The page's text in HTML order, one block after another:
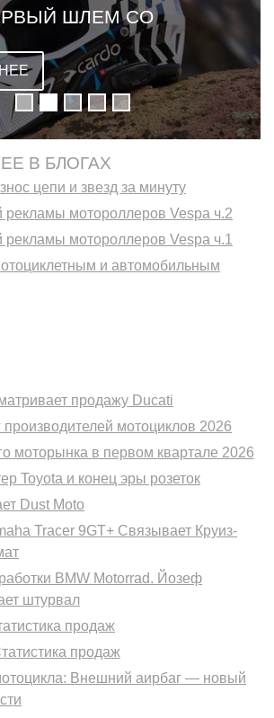
ШЛЕМ СО
ГАРНИТУРОЙ
В БЛОГАХ
цепи и звезд за минуту
рекламы мотороллеров Vespa ч.2
рекламы мотороллеров Vespa ч.1
и автомобильным
продажу Ducati
мотоциклов 2026
моторынка в первом квартале 2026
Toyota и конец эры розеток
Dust Moto
Tracer 9GT+ Связывает Круиз-
BMW Motorrad. Йозеф
штурвал
продаж
продаж
Внешний аирбаг — новый